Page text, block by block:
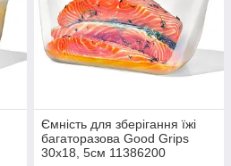
Ємність для зберігання їжі
багаторазова Good Grips
30х18, 5см 11386200